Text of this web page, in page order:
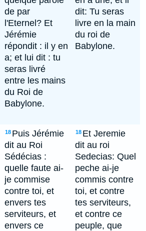
de par
l'Eternel? Et
Jérémie
répondit : il y en
a; et lui dit : tu
seras livré
entre les mains
du Roi de
Babylone.
dit: Tu seras
livre en la main
du roi de
Babylone.
18 Puis Jérémie
dit au Roi
Sédécias :
quelle faute ai-
je commise
contre toi, et
envers tes
serviteurs, et
envers ce
18 Et Jeremie
dit au roi
Sedecias: Quel
peche ai-je
commis contre
toi, et contre
tes serviteurs,
et contre ce
peuple, que